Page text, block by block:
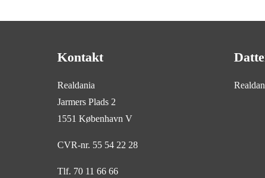
Kontakt
Realdania
Jarmers Plads 2
1551 København V
CVR-nr. 55 54 22 28
Tlf. 70 11 66 66